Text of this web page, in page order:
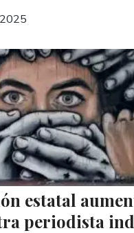
estatal
periodista